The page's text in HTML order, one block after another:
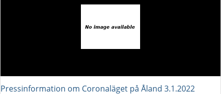
Pressinformation om Coronaläget på Åland 3.1.2022